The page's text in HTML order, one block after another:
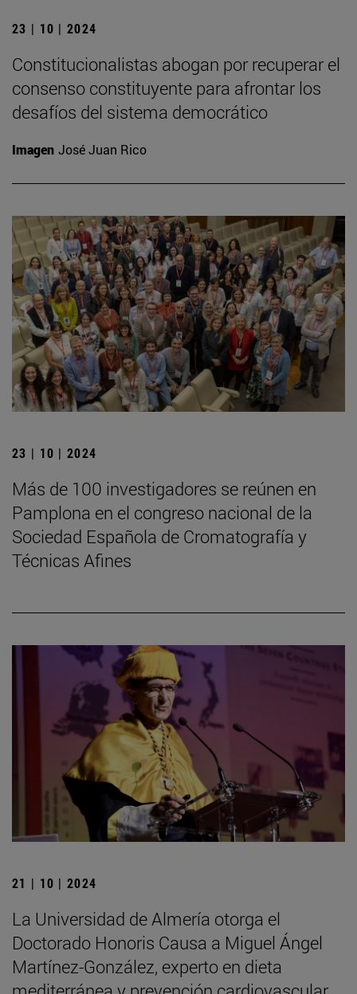
23 | 10 | 2024
Constitucionalistas abogan por recuperar el
consenso constituyente para afrontar los
desafíos del sistema democrático
Imagen José Juan Rico
23 | 10 | 2024
Más de 100 investigadores se reúnen en
Pamplona en el congreso nacional de la
Sociedad Española de Cromatografía y
Técnicas Afines
21 | 10 | 2024
La Universidad de Almería otorga el
Doctorado Honoris Causa a Miguel Ángel
Martínez-González, experto en dieta